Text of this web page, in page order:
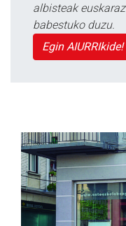
albisteak
babestuko duzu.
Egin AIURRIkide!